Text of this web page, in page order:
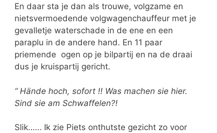
En daar sta je dan als trouwe, volgzame en
nietsvermoedende volgwagenchauffeur met je
gevalletje waterschade in de ene en een
paraplu in de andere hand. En 11 paar
priemende ogen op je bilpartij en na de draai
dus je kruispartij gericht.
“ Hände hoch, sofort !! Was machen sie hier.
Sind sie am Schwaffelen?!
Slik…… Ik zie Piets onthutste gezicht zo voor